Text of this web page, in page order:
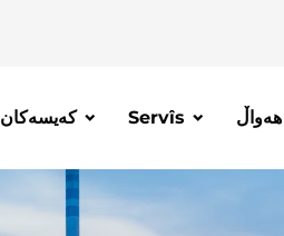
کەیسەکان Servîs هەواڵ